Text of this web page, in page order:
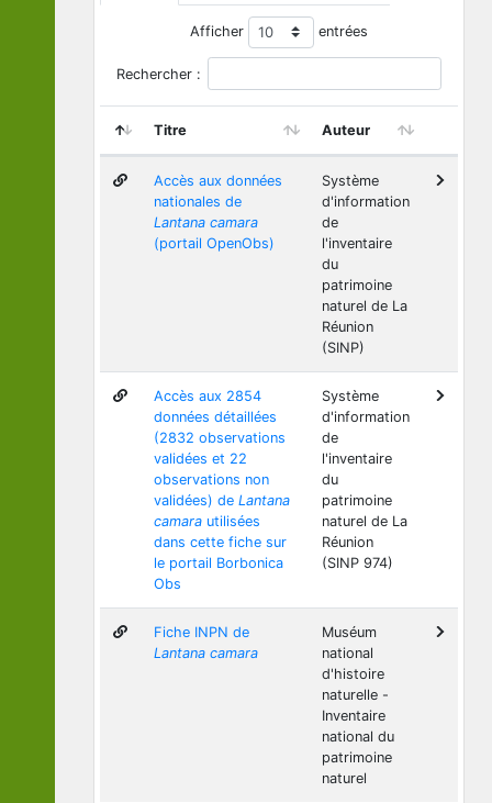
Afficher entrées
Rechercher :
Titre Auteur
Accès aux données
nationales de
Lantana camara
(portail OpenObs)
Système
d'information
de
l'inventaire
du
patrimoine
naturel de La
Réunion
(SINP)
Accès aux 2854
données détaillées
(2832 observations
validées et 22
observations non
validées) de Lantana
camara utilisées
dans cette fiche sur
le portail Borbonica
Obs
Système
d'information
de
l'inventaire
du
patrimoine
naturel de La
Réunion
(SINP 974)
Fiche INPN de
Lantana camara
Muséum
national
d'histoire
naturelle -
Inventaire
national du
patrimoine
naturel